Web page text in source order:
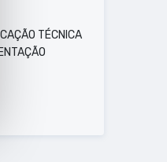
TÉCNICA